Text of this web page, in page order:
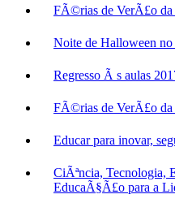
FÃ©rias de VerÃ£o
Noite de Halloween no
Regresso Ã s aulas
FÃ©rias de VerÃ£o
Educar para inovar,
CiÃªncia, Tecnologia,
EducaÃ§Ã£o para a